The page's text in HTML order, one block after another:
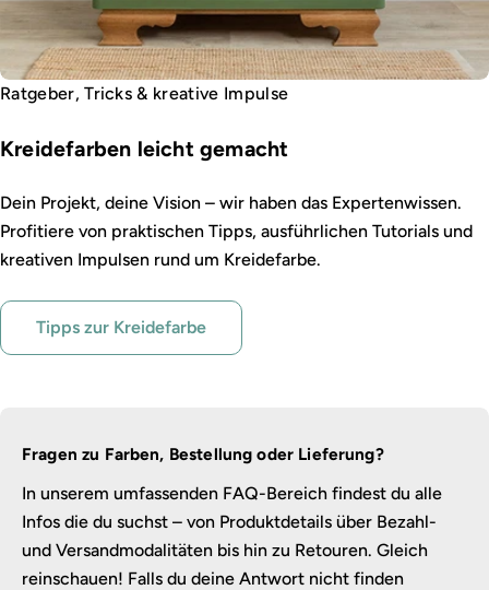
Ratgeber, Tricks & kreative Impulse
Kreidefarben leicht gemacht
Dein Projekt, deine Vision – wir haben das Expertenwissen.
Profitiere von praktischen Tipps, ausführlichen Tutorials und
kreativen Impulsen rund um Kreidefarbe.
Tipps zur Kreidefarbe
Fragen zu Farben, Bestellung oder Lieferung?
In unserem umfassenden FAQ-Bereich findest du alle
Infos die du suchst – von Produktdetails über Bezahl-
und Versandmodalitäten bis hin zu Retouren. Gleich
reinschauen! Falls du deine Antwort nicht finden